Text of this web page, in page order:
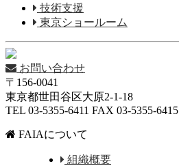
技術支援
東京ショールーム
お問い合わせ
〒156-0041
東京都世田谷区大原2-1-18
TEL 03-5355-6411 FAX 03-5355-6415
FAIAについて
組織概要